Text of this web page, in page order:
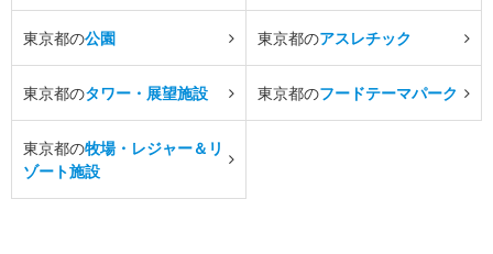
東京都の公園 東京都のアスレチック
東京都のタワー・展望施設 東京都のフードテーマパーク
東京都の牧場・レジャー＆リ
ゾート施設